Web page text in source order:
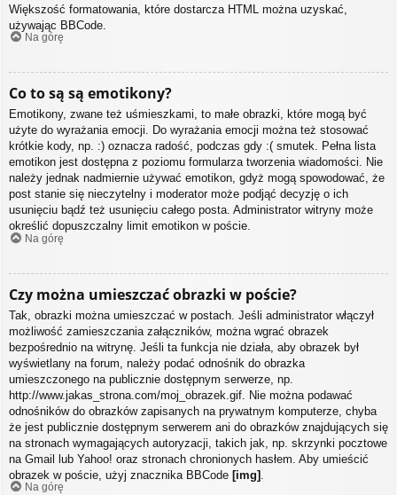
Większość formatowania, które dostarcza HTML można uzyskać,
używając BBCode.
Na górę
Co to są są emotikony?
Emotikony, zwane też uśmieszkami, to małe obrazki, które mogą być
użyte do wyrażania emocji. Do wyrażania emocji można też stosować
krótkie kody, np. :) oznacza radość, podczas gdy :( smutek. Pełna lista
emotikon jest dostępna z poziomu formularza tworzenia wiadomości. Nie
należy jednak nadmiernie używać emotikon, gdyż mogą spowodować, że
post stanie się nieczytelny i moderator może podjąć decyzję o ich
usunięciu bądź też usunięciu całego posta. Administrator witryny może
określić dopuszczalny limit emotikon w poście.
Na górę
Czy można umieszczać obrazki w poście?
Tak, obrazki można umieszczać w postach. Jeśli administrator włączył
możliwość zamieszczania załączników, można wgrać obrazek
bezpośrednio na witrynę. Jeśli ta funkcja nie działa, aby obrazek był
wyświetlany na forum, należy podać odnośnik do obrazka
umieszczonego na publicznie dostępnym serwerze, np.
http://www.jakas_strona.com/moj_obrazek.gif. Nie można podawać
odnośników do obrazków zapisanych na prywatnym komputerze, chyba
że jest publicznie dostępnym serwerem ani do obrazków znajdujących się
na stronach wymagających autoryzacji, takich jak, np. skrzynki pocztowe
na Gmail lub Yahoo! oraz stronach chronionych hasłem. Aby umieścić
obrazek w poście, użyj znacznika BBCode [img]
Na górę